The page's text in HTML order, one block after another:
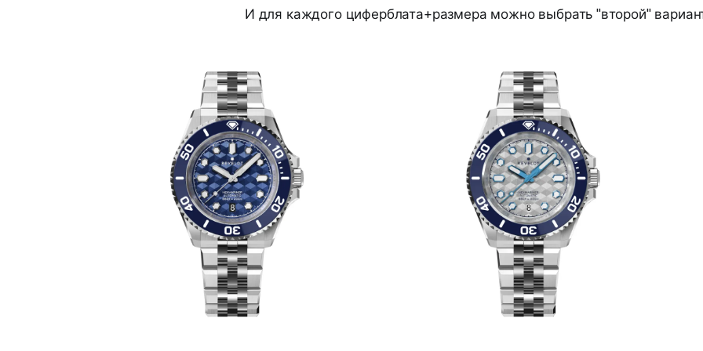
И для каждого циферблата+размера можно выбрать "второй"